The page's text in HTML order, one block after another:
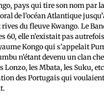
pays qui tire son nom par
de l’océan Atlantique
du fleuve Kwango. Le
elle n’existait pas
Kongo qui s’appelait
n’étant devenu un clan
Lonzo, les Mbata, les Suku,
des Portugais qui